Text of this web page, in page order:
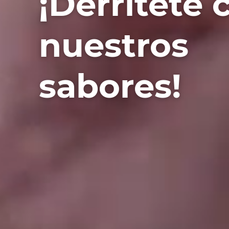
nuestros
sabores!